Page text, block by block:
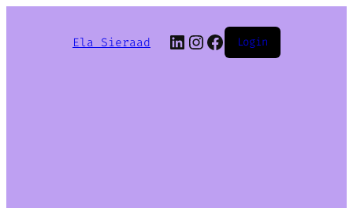
Ela Sieraad LinkedIn
Instagram
Facebook
Login